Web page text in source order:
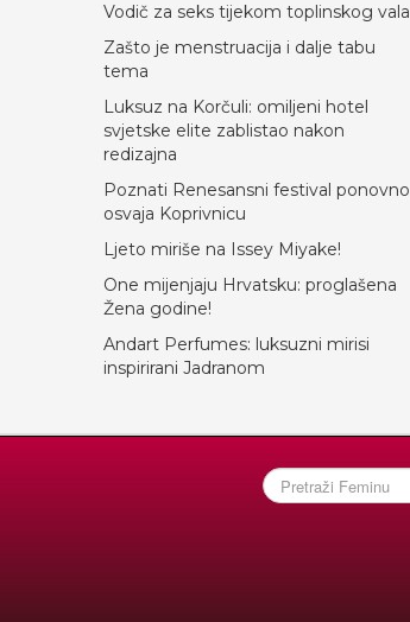
Vodič za seks tijekom toplinskog vala
Zašto je menstruacija i dalje tabu
tema
Luksuz na Korčuli: omiljeni hotel
svjetske elite zablistao nakon
redizajna
Poznati Renesansni festival ponovno
osvaja Koprivnicu
Ljeto miriše na Issey Miyake!
One mijenjaju Hrvatsku: proglašena
Žena godine!
Andart Perfumes: luksuzni mirisi
inspirirani Jadranom